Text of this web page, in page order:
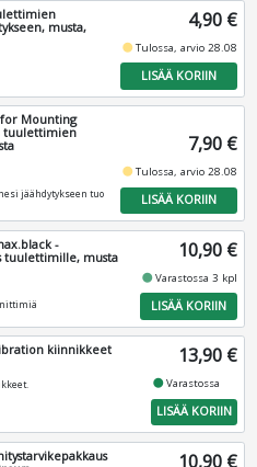
musta,
4,90 €
fiber_manual_recordTulossa, arvio 28.08
LISÄÄ KORIIN
for Mounting
tuulettimien
jäähdytykseen tuo
7,90 €
fiber_manual_recordTulossa, arvio 28.08
LISÄÄ KORIIN
-
tuulettimille, musta
10,90 €
fiber_manual_recordVarastossa 3 kpl
LISÄÄ KORIIN
kiinnikkeet 13,90 €
fiber_manual_recordVarastossa
LISÄÄ KORIIN
10,90 €